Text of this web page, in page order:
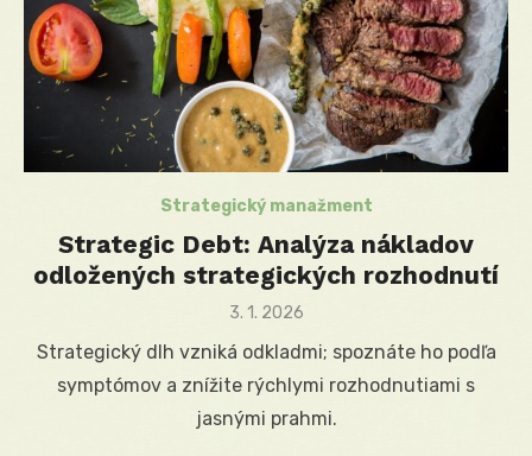
Strategický manažment
Strategic Debt: Analýza nákladov
odložených strategických rozhodnutí
Posted
3. 1. 2026
Strategický dlh vzniká odkladmi; spoznáte ho podľa
symptómov a znížite rýchlymi rozhodnutiami s
jasnými prahmi.